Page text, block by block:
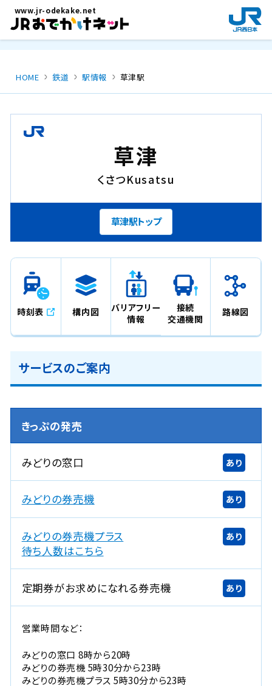
メインコンテンツにスキップ
www.jr-odekake.net
新
規
ウ
で
HOME 鉄道 駅情報 草津駅
草津
くさつKusatsu
草津駅トップ
時刻表 構内図
バリアフリー
情報
接続
交通機関
路線図
サービスのご案内
きっぷの発売
みどりの窓口 あり
みどりの券売機 あり
みどりの券売機プラス
新
規
ウ
イ
ン
ド
ウ
で
開
き
待ち人数はこちら
あり
定期券がお求めになれる券売機 あり
営業時間など：
みどりの窓口 8時から20時
みどりの券売機 5時30分から23時
みどりの券売機プラス 5時30分から23時